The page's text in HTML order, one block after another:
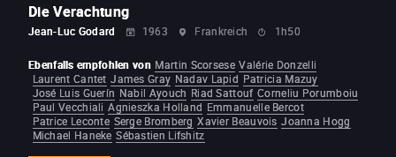
Die Verachtung
Jean-Luc Godard 1963 Frankreich 1h50
Ebenfalls empfohlen von Martin Scorsese Valérie Donzelli
Laurent Cantet James Gray Nadav Lapid Patricia Mazuy
José Luis Guerín Nabil Ayouch Riad Sattouf Corneliu Porumboiu
Paul Vecchiali Agnieszka Holland Emmanuelle Bercot
Patrice Leconte Serge Bromberg Xavier Beauvois Joanna Hogg
Michael Haneke Sébastien Lifshitz